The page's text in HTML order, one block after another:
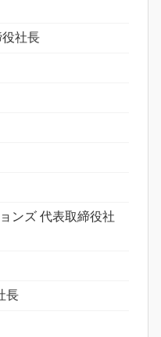
社長
ンズ 代表取締役社
長